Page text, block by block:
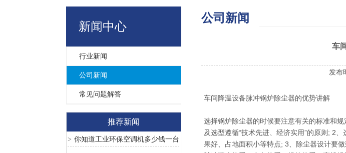
新闻中心
行业新闻
公司新闻
常见问题解答
推荐新闻
> 你知道工业环保空调机多少钱一台
公司新闻
车
发布
车间降温设备脉冲锅炉除尘器的优势讲解
选择锅炉除尘器的时候要注意有关的标准和
及选型遵循“技术先进、经济实用”的原则; 2
果好、占地面积小等特点; 3、除尘器设计要